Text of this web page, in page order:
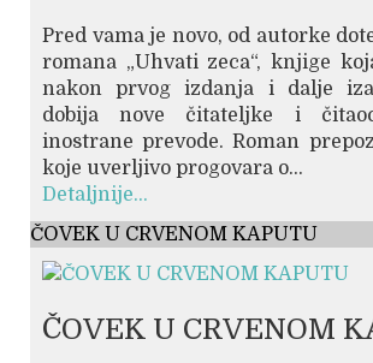
Pred vama je novo, od autorke
romana „Uhvati zeca“, knjige
nakon prvog izdanja i dalje
dobija nove čitateljke i
inostrane prevode. Roman
koje uverljivo progovara o...
Detaljnije...
ČOVEK U CRVENOM KAPUTU
ČOVEK U CRVENOM